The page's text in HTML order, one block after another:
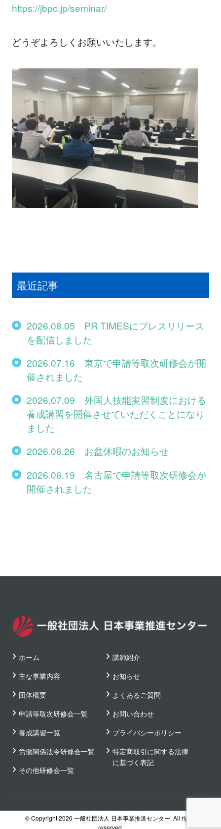
https://jbpc.jp/seminar/
どうぞよろしくお願いいたします。
最近記事
2026.08.05 PR TIMESにプレスリリース
を配信しました
2026.07.16 東京で申請等取次研修会が開
催されました
2026.07.09 外国人技能実習制度における
養成講習を開催させていただくことになり
ました
2026.06.26 お盆休暇のお知らせ
2026.06.19 名古屋で申請等取次研修会が
開催されました
ホーム
主な事業内容
団体概要
申請等取次研修会一覧
養成講習一覧
労働関係法令研修会一覧
その他研修会一覧
講師紹介
お知らせ
よくあるご質問
お問い合わせ
プライバシーポリシー
特定商取引に関する法律
に基づく表記
© Copyright 2026 一般社団法人 日本事業推進センター. All rights
reserved.